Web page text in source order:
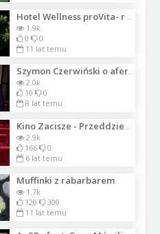
1.9k
0
0
11 lat temu
Szymon Czerwiński o aferze medialnej dotyczącej Dody 27 11 2017 Warszawa
2.0k
10
0
8 lat temu
2.9k
166
0
6 lat temu
Muffinki z rabarbarem
1.7k
120
300
11 lat temu